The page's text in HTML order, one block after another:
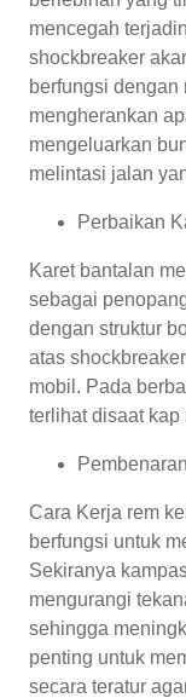
mencegah
shockbreaker
berfungsi dengan
mengherankan
mengeluarkan
melintasi jalan
Perbaikan
Karet bantalan
sebagai
dengan struktur
atas
mobil. Pada
terlihat disaat kap
Cara Kerja rem
berfungsi untuk
Sekiranya
mengurangi
sehingga
penting untuk
secara teratur